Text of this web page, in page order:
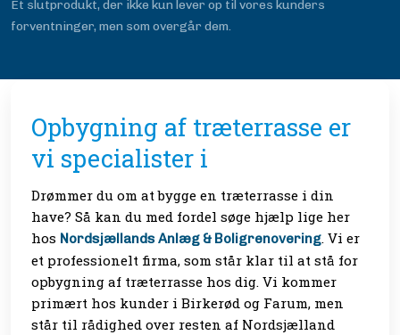
Et slutprodukt, der ikke kun lever op til vores kunders
forventninger, men som overgår dem.
Opbygning af træterrasse er
vi specialister i
Drømmer du om at bygge en træterrasse i din
have? Så kan du med fordel søge hjælp lige her
hos Nordsjællands Anlæg & Boligrenovering. Vi er
et professionelt firma, som står klar til at stå for
opbygning af træterrasse hos dig. Vi kommer
primært hos kunder i Birkerød og Farum, men
står til rådighed over resten af Nordsjælland